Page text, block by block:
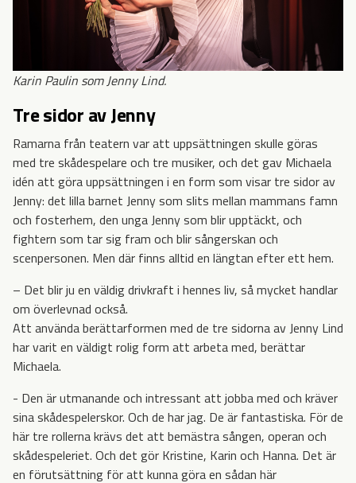
Karin Paulin som Jenny Lind.
Tre sidor av Jenny
Ramarna från teatern var att uppsättningen skulle göras
med tre skådespelare och tre musiker, och det gav Michaela
idén att göra uppsättningen i en form som visar tre sidor av
Jenny: det lilla barnet Jenny som slits mellan mammans famn
och fosterhem, den unga Jenny som blir upptäckt, och
fightern som tar sig fram och blir sångerskan och
scenpersonen. Men där finns alltid en längtan efter ett hem.
– Det blir ju en väldig drivkraft i hennes liv, så mycket handlar
om överlevnad också.
Att använda berättarformen med de tre sidorna av Jenny Lind
har varit en väldigt rolig form att arbeta med, berättar
Michaela.
- Den är utmanande och intressant att jobba med och kräver
sina skådespelerskor. Och de har jag. De är fantastiska. För de
här tre rollerna krävs det att bemästra sången, operan och
skådespeleriet. Och det gör Kristine, Karin och Hanna. Det är
en förutsättning för att kunna göra en sådan här